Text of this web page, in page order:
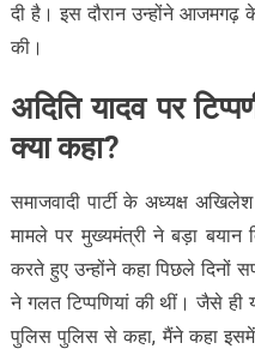
दी है। इस दौरान उन्होंने आजमगढ़
की।
अदिति यादव पर
क्या कहा?
समाजवादी पार्टी के अध्यक्ष
मामले पर मुख्यमंत्री ने बड़ा
करते हुए उन्होंने कहा पिछले दिनों
ने गलत टिप्पणियां की थीं। जैसे
पुलिस पुलिस से कहा, मैंने कहा